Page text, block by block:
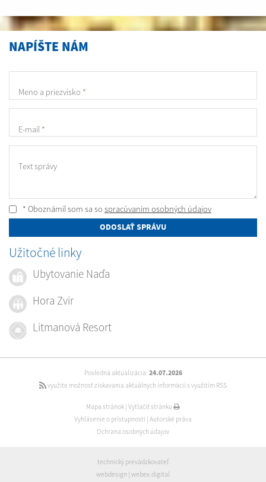
NAPÍŠTE NÁM
Meno a priezvisko *
E-mail *
Text správy
* Oboznámil som sa so spracúvaním osobných údajov
ODOSLAŤ SPRÁVU
Užitočné linky
Ubytovanie Naďa
Hora Zvir
Litmanová Resort
Posledná aktualizácia: 24.07.2026
využite možnosť získavania aktuálnych informácií s využitím RSS
Mapa stránok Vytlačiť stránku
Vyhlásenie o prístupnosti Autorské práva
Ochrana osobných údajov
technický prevádzkovateľ
webdesign webex.digital